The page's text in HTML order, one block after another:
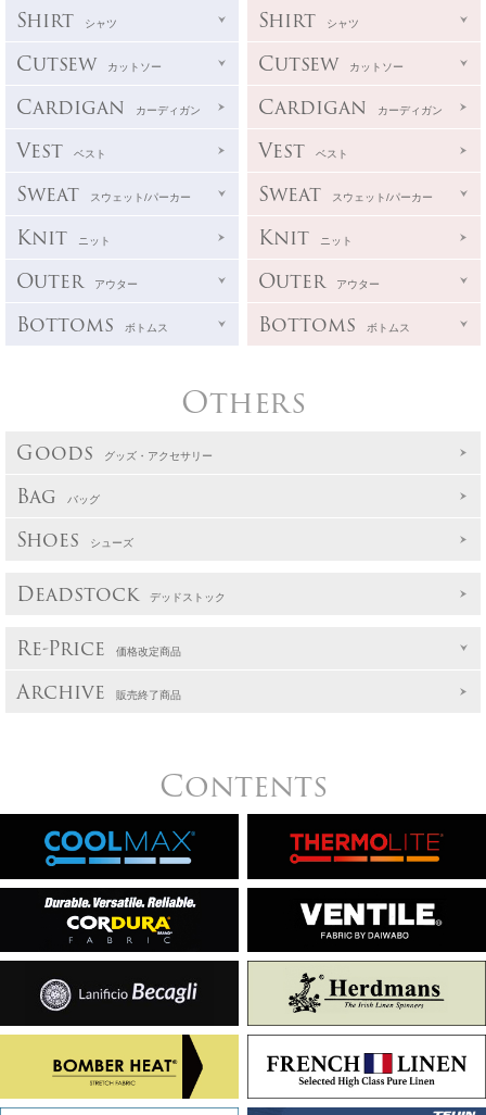
Shirt シャツ
Cutsew カットソー
Cardigan カーディガン
Vest ベスト
Sweat スウェット/パーカー
Knit ニット
Outer アウター
Bottoms ボトムス
Shirt シャツ
Cutsew カットソー
Cardigan カーディガン
Vest ベスト
Sweat スウェット/パーカー
Knit ニット
Outer アウター
Bottoms ボトムス
Others
Goods グッズ・アクセサリー
Bag バッグ
Shoes シューズ
Deadstock デッドストック
Re-Price 価格改定商品
Archive 販売終了商品
Contents